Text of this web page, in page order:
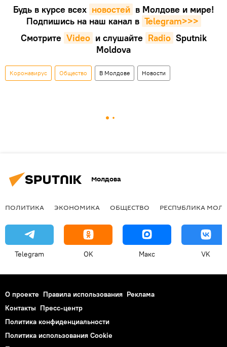
Будь в курсе всех новостей в Молдове и мире!
Подпишись на наш канал в Telegram>>>
Смотрите Video и слушайте Radio Sputnik
Moldova
Коронавирус Общество В Молдове Новости
Молдова
ПОЛИТИКА ЭКОНОМИКА ОБЩЕСТВО РЕСПУБЛИКА
Telegram OK Макс VK
О проекте Правила использования Реклама
Контакты Пресс-центр
Политика конфиденциальности
Политика использования Cookie